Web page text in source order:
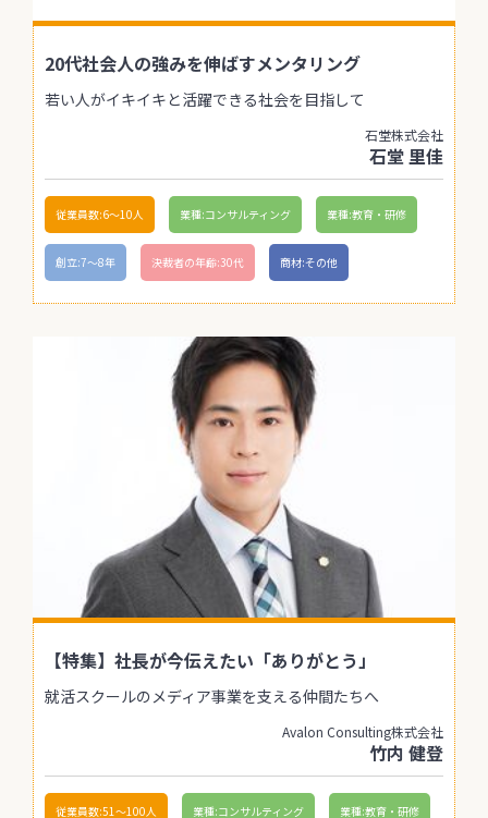
20代社会人の強みを伸ばすメンタリング
若い人がイキイキと活躍できる社会を目指して
石堂株式会社
石堂 里佳
従業員数:6～10人 業種:コンサルティング 業種:教育・研修
創立:7〜8年 決裁者の年齢:30代 商材:その他
【特集】社長が今伝えたい「ありがとう」
就活スクールのメディア事業を支える仲間たちへ
Avalon Consulting株式会社
竹内 健登
従業員数:51〜100人 業種:コンサルティング 業種:教育・研修